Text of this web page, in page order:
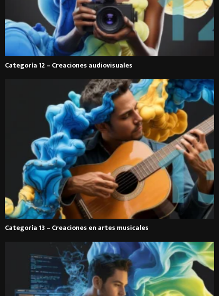
Categoría 12 – Creaciones audiovisuales
Categoría 13 – Creaciones en artes musicales